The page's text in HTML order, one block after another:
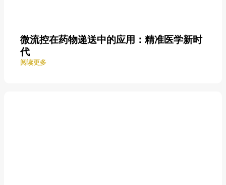
微流控在药物递送中的应用：精准医学新时
代
阅读更多